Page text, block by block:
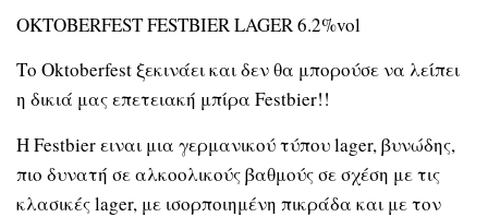
OKTOBERFEST FESTBIER LAGER 6.2%vol
Το Oktoberfest ξεκινάει και δεν θα μπορούσε να λείπει
η δικιά μας επετειακή μπίρα Festbier!!
Η Festbier ειναι μια γερμανικού τύπου lager, βυνώδης,
πιο δυνατή σε αλκοολικούς βαθμούς σε σχέση με τις
κλασικές lager, με ισορποιημένη πικράδα και με τον